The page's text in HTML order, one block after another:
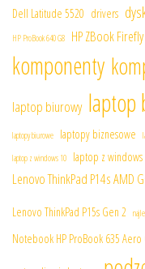
Dell Latitude 5520 drivers
HP ProBook 640 G8 HP ZBook
komponenty
laptop biurowy laptop
laptopy biurowe laptopy biznesowe
laptop z windows 10
laptop z windows
Lenovo ThinkPad P14s AMD
Lenovo ThinkPad P15s Gen 2
Notebook HP ProBook 635 Aero